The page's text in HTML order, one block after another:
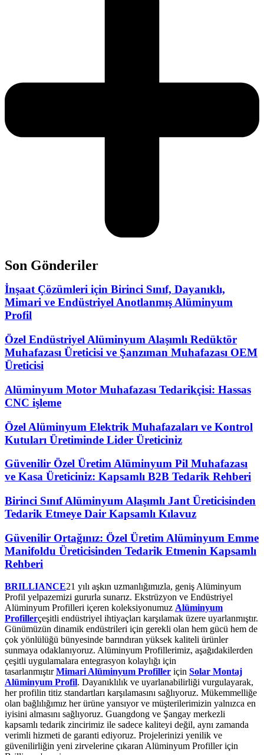
Son Gönderiler
İnşaat Çözümleri için Birinci Sınıf, Dayanıklı,
Mimari ve Endüstriyel Anotlanmış Alüminyum
Profil
Özel Endüstriyel Alüminyum Alaşımlı Redüktör
Muhafazası Üreticisi ve Şanzıman Muhafazası OEM
Üreticisi
Alüminyum Motor Muhafazası Tedarikçisi: Hassas
CNC işleme
Özel Alüminyum Elektrik Muhafazaları ve Kontrol
Kutuları Üretiminde Lider Üreticiniz
Güvenilir Özel Üretim Alüminyum Pil Muhafazası
ve Kasa Üreticiniz: Kapsamlı B2B Tedarik Rehberi
Birinci Sınıf Alüminyum Alaşımlı Jant Üreticisinden
Tedarik Etmeye Dair Kapsamlı Kılavuz
Güvenilir Ortağınız: Özel Üretim Alüminyum Emme
Manifoldu Üreticisinden Tedarik Etmenin Kapsamlı
Rehberi
BRILLIANCE21 yılı aşkın uzmanlığımızla, geniş Alüminyum
Profil yelpazemizi gururla sunarız. Ekstrüzyon ve Endüstriyel
Alüminyum Profilleri içeren koleksiyonumuz Alüminyum
Profillerçeşitli endüstriyel ihtiyaçları karşılamak üzere uyarlanmıştır.
Günümüzün dinamik endüstrileri için gerekli olan hem gücü hem de
çok yönlülüğü bünyesinde barındıran yüksek kaliteli ürünler
sunmaya odaklanıyoruz. Alüminyum Profillerimiz, aşağıdakilerden
çeşitli uygulamalara entegrasyon kolaylığı için
tasarlanmıştır Mimari Alüminyum Profiller için Solar Montaj
Alüminyum Profil. Dayanıklılık ve uyarlanabilirliği vurgulayarak,
her profilin titiz standartları karşılamasını sağlıyoruz. Mükemmelliğe
olan bağlılığımız her ürüne yansıyor ve müşterilerimizin yalnızca en
iyisini almasını sağlıyoruz. Guangdong ve Şangay merkezli
kapsamlı tedarik zincirimiz ile sadece kaliteyi değil, aynı zamanda
verimli hizmeti de garanti ediyoruz. Projelerinizi yenilik ve
güvenilirliğin yeni zirvelerine çıkaran Alüminyum Profiller için